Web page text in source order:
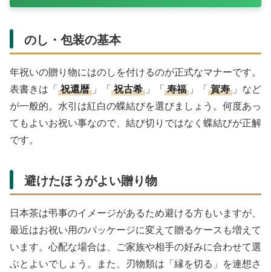
のし・包装の基本
年祝いの贈り物にはのしを付けるのが正式なマナーです。
表書きは「 祝還暦 」「 祝古希 」「 寿福 」「 賀寿 」など
が一般的。水引は紅白の蝶結びを選びましょう。何度あっ
てもよいお祝い事なので、結び切りではなく蝶結びが正解
です。
避けたほうがよい贈り物
日本茶は弔事のイメージがあるため避ける方もいますが、
最近はお祝い用のパッケージに変えて贈るケースも増えて
います。心配な場合は、ご家族や相手の好みに合わせて選
ぶとよいでしょう。また、刃物類は「縁を切る」を連想さ